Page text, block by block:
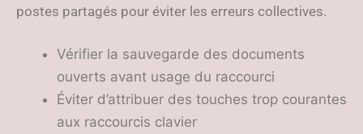
postes partagés pour éviter les erreurs collectives.
Vérifier la sauvegarde des documents
ouverts avant usage du raccourci
Éviter d’attribuer des touches trop courantes
aux raccourcis clavier